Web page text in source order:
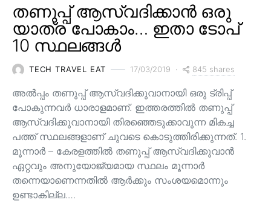
തണുപ്പ് ആസ്വദിക്കാൻ ഒരു
യാത്ര പോകാം… ഇതാ ടോപ്
10 സ്ഥലങ്ങൾ
TECH TRAVEL EAT 17/03/2019 845 shares
അൽപ്പം തണുപ്പ് ആസ്വദിക്കുവാനായി ഒരു ട്രിപ്പ്
പോകുന്നവർ ധാരാളമാണ്. ഇത്തരത്തിൽ തണുപ്പ്
ആസ്വദിക്കുവാനായി തിരഞ്ഞെടുക്കാവുന്ന മികച്ച
പത്ത് സ്ഥലങ്ങളാണ് ചുവടെ കൊടുത്തിരിക്കുന്നത്. 1.
മൂന്നാർ – കേരളത്തിൽ തണുപ്പ് ആസ്വദിക്കുവാൻ
ഏറ്റവും അനുയോജ്യമായ സ്ഥലം മൂന്നാർ
തന്നെയാണെന്നതിൽ ആർക്കും സംശയമൊന്നും
ഉണ്ടാകില്ല.…